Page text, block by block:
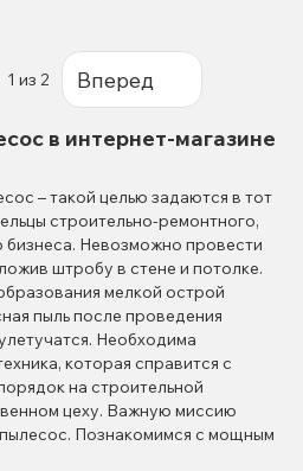
1 из 2 Вперед
в интернет-магазине
– такой целью задаются в тот
строительно-ремонтного,
Невозможно провести
штробу в стене и потолке.
мелкой острой
пыль после проведения
Необходима
которая справится с
на строительной
цеху. Важную миссию
Познакомимся с мощным